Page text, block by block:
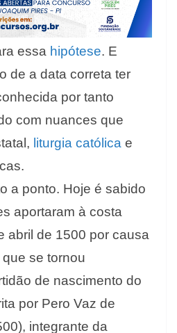
essa hipótese. E
de a data correta ter
por tanto
com nuances que
liturgia católica e
a ponto. Hoje é sabido
aportaram à costa
abril de 1500 por causa
se tornou
de nascimento do
por Pero Vaz de
integrante da